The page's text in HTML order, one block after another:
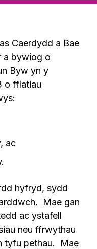
Caerdydd a Bae
a bywiog o
Byw yn y
o fflatiau
ac
hyfryd, sydd
Mae gan
ac ystafell
neu ffrwythau
tyfu pethau. Mae